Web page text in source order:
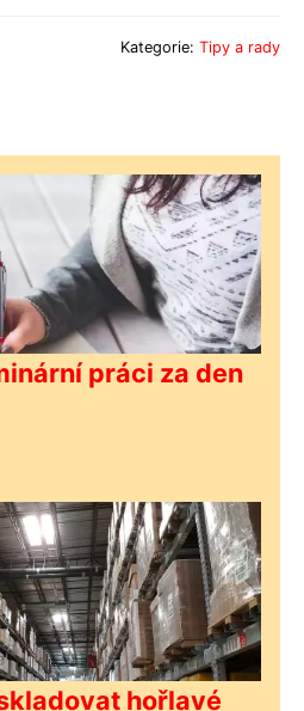
Kategorie: Tipy a rady
práci za den
hořlavé